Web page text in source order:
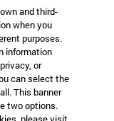
and third-
when you
purposes.
information
or
can select the
This banner
two options.